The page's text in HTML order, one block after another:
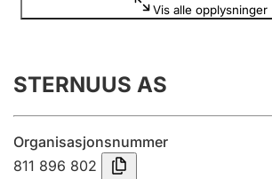
Årsrekneskap
Innsending og forseinkingsgebyr
Vis alle opplysninger
STERNUUS AS
Organisasjonsnummer
811 896 802